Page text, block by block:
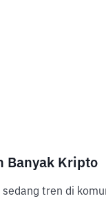
Banyak Kripto
sedang tren di